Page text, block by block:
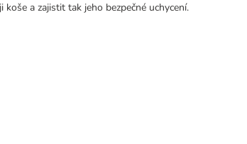
a zajistit tak jeho bezpečné uchycení.